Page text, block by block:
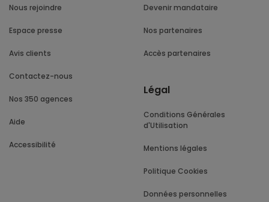
Nous rejoindre
Espace presse
Avis clients
Contactez-nous
Nos 350 agences
Aide
Accessibilité
Devenir mandataire
Nos partenaires
Accès partenaires
Légal
Conditions Générales
d'Utilisation
Mentions légales
Politique Cookies
Données personnelles